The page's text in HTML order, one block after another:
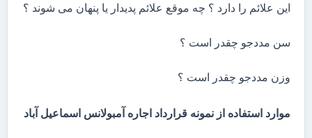
این علائم را دارد ؟ چه موقع علائم پدیدار یا پنهان می شوند ؟
سن مددجو چقدر است ؟
وزن مددجو چقدر است ؟
موارد استفاده از نمونه قرارداد اجاره آمبولانس اسماعیل آباد